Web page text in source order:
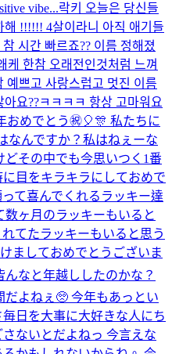
vibe...락키 오늘은 당신들
해 !!!!!! 4살이라니 아직 애기들
시간 빠르죠?? 이름 정해졌
케 한참 오래전인것처럼 느껴
예쁘고 사랑스럽고 멋진 이름
요??ㅋㅋㅋㅋ 항상 고마워요
おめでとう㊗️🎈🎊 私たちに
なんですか？私はねぇーな
どその中でも今思いつく1番
目をキラキラにしておめで
て喜んでくれるラッキー達
ヶ月のラッキーもいると
てたラッキーもいると思う
ましておめでとうございま
なと年越ししたのかな？
よねぇ🥺 今年もあっとい
日を大事に大好きな人にち
ないとだよねっ 今言えな